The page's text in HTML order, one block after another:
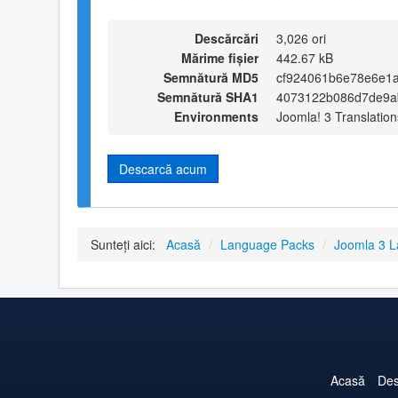
Descărcări
3,026 ori
Mărime fișier
442.67 kB
Semnătură MD5
Semnătură SHA1
Environments
Joomla! 3
Descarcă acum
Sunteți aici: Acasă / Language Packs / Joomla 3
Acasă